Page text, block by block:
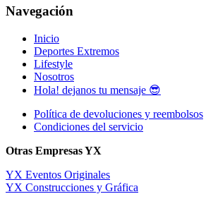
Navegación
Inicio
Deportes Extremos
Lifestyle
Nosotros
Hola! dejanos tu mensaje 😎
Política de devoluciones y reembolsos
Condiciones del servicio
Otras Empresas YX
YX Eventos Originales
YX Construcciones y Gráfica